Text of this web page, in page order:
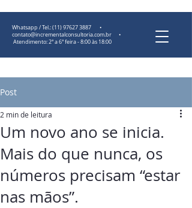
Whatsapp / Tel.:(11) 97627 3887 •
contato@incrementalconsultoria.com.br •
Atendimento: 2ª a 6ª feira - 8:00 às 18:00
Post
Um novo ano se inicia.
Mais do que nunca, os
números precisam “estar
nas mãos”.
2 min de leitura